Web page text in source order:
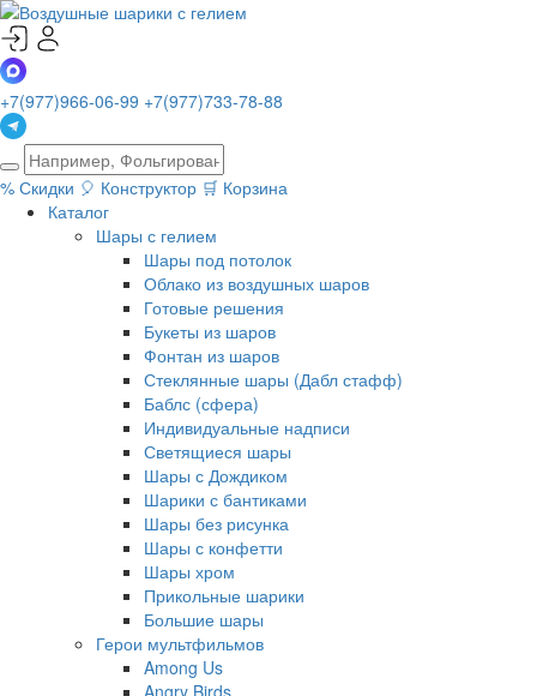
+7(977)966-06-99 +7(977)733-78-88
% Скидки 🎈 Конструктор 🛒 Корзина
Каталог
Шары с гелием
Шары под потолок
Облако из воздушных шаров
Готовые решения
Букеты из шаров
Фонтан из шаров
Стеклянные шары (Дабл стафф)
Баблс (сфера)
Индивидуальные надписи
Светящиеся шары
Шары с Дождиком
Шарики с бантиками
Шары без рисунка
Шары с конфетти
Шары хром
Прикольные шарики
Большие шары
Герои мультфильмов
Among Us
Angry Birds